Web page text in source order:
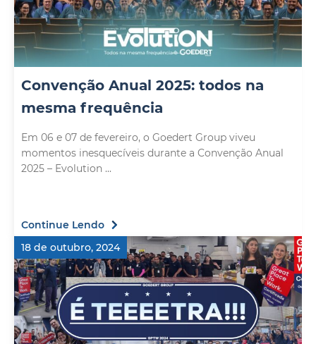
Convenção Anual 2025: todos na
mesma frequência
Em 06 e 07 de fevereiro, o Goedert Group viveu
momentos inesquecíveis durante a Convenção Anual
2025 – Evolution ...
Continue Lendo
18 de outubro, 2024